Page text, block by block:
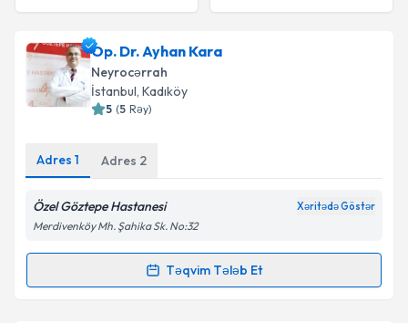
Op. Dr. Ayhan Kara
Neyrocərrah
İstanbul, Kadıköy
5 (5 Rəy)
Adres 1 Adres 2
Özel Göztepe Hastanesi Xəritədə Göstər
Merdivenköy Mh. Şahika Sk. No:32
Təqvim Tələb Et
Randevu Təqvimi Tələbi